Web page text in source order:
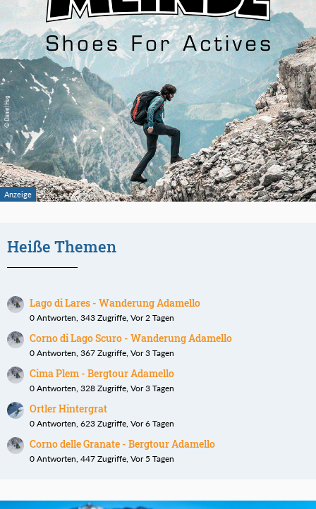
Heiße Themen
Lago di Lares - Wanderung Adamello
0 Antworten, 343 Zugriffe, Vor 2 Tagen
Corno di Lago Scuro - Wanderung Adamello
0 Antworten, 367 Zugriffe, Vor 3 Tagen
Cima Plem - Bergtour Adamello
0 Antworten, 328 Zugriffe, Vor 3 Tagen
Ortler Hintergrat
0 Antworten, 623 Zugriffe, Vor 6 Tagen
Corno delle Granate - Bergtour Adamello
0 Antworten, 447 Zugriffe, Vor 5 Tagen